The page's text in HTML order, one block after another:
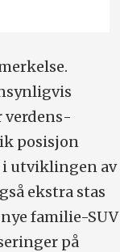
verdens­
posisjon
utviklingen av
ekstra stas
familie-SUV
på